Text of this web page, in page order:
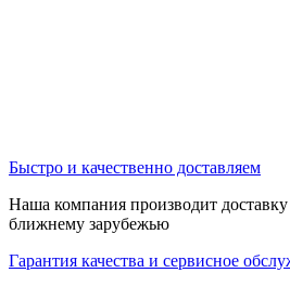
Быстро и качественно доставляем
Наша компания производит
ближнему зарубежью
Гарантия качества и сервисное